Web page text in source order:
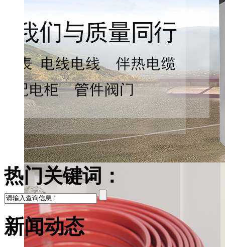
热门关键词：
新闻动态